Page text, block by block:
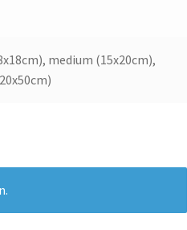
medium (15x20cm),